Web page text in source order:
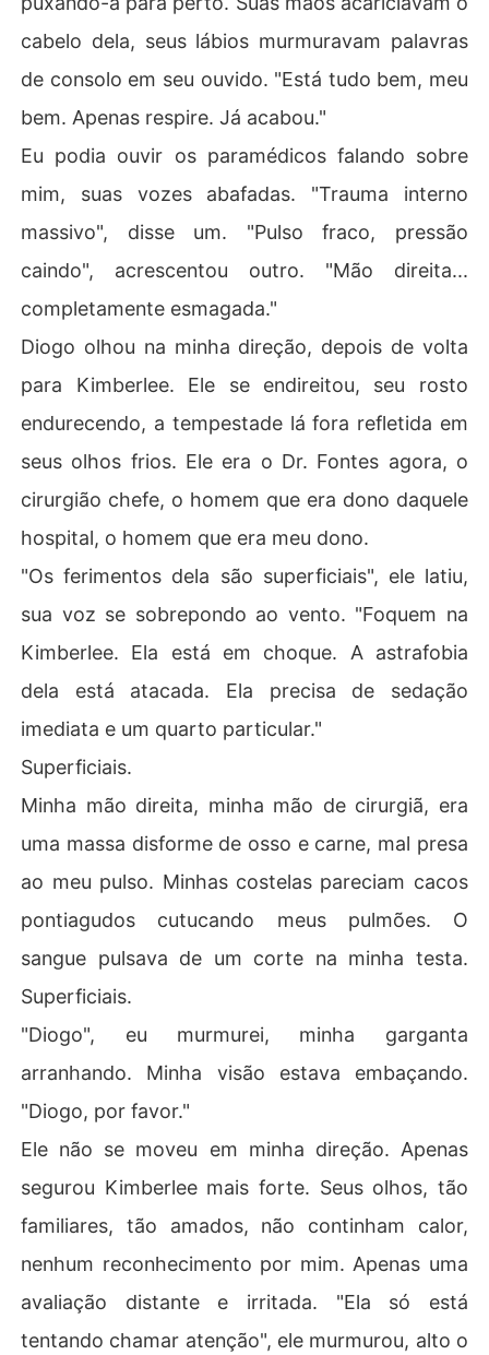
cabelo dela, seus lábios murmuravam palavras
de consolo em seu ouvido. "Está tudo bem, meu
bem. Apenas respire. Já acabou."
Eu podia ouvir os paramédicos falando sobre
mim, suas vozes abafadas. "Trauma interno
massivo", disse um. "Pulso fraco, pressão
caindo", acrescentou outro. "Mão direita...
completamente esmagada."
Diogo olhou na minha direção, depois de volta
para Kimberlee. Ele se endireitou, seu rosto
endurecendo, a tempestade lá fora refletida em
seus olhos frios. Ele era o Dr. Fontes agora, o
cirurgião chefe, o homem que era dono daquele
hospital, o homem que era meu dono.
"Os ferimentos dela são superficiais", ele latiu,
sua voz se sobrepondo ao vento. "Foquem na
Kimberlee. Ela está em choque. A astrafobia
dela está atacada. Ela precisa de sedação
imediata e um quarto particular."
Superficiais.
Minha mão direita, minha mão de cirurgiã, era
uma massa disforme de osso e carne, mal presa
ao meu pulso. Minhas costelas pareciam cacos
pontiagudos cutucando meus pulmões. O
sangue pulsava de um corte na minha testa.
Superficiais.
"Diogo", eu murmurei, minha garganta
arranhando. Minha visão estava embaçando.
"Diogo, por favor."
Ele não se moveu em minha direção. Apenas
segurou Kimberlee mais forte. Seus olhos, tão
familiares, tão amados, não continham calor,
nenhum reconhecimento por mim. Apenas uma
avaliação distante e irritada. "Ela só está
tentando chamar atenção", ele murmurou, alto o